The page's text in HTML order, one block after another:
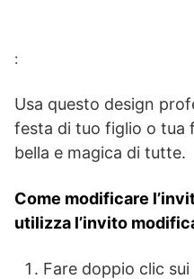
:
Usa questo design
festa di tuo figlio o tua
bella e magica di tutte.
Come modificare
utilizza l’invito
Fare doppio clic